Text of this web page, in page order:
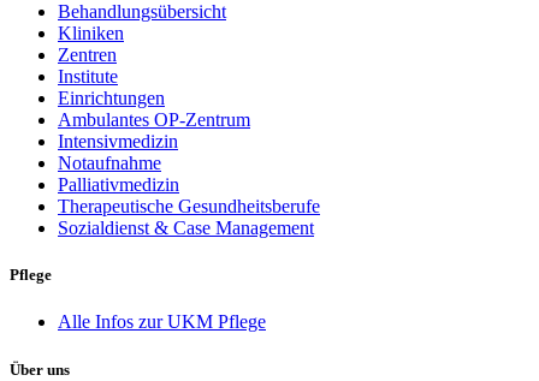
Behandlungsübersicht
Kliniken
Zentren
Institute
Einrichtungen
Ambulantes OP-Zentrum
Intensivmedizin
Notaufnahme
Palliativmedizin
Therapeutische Gesundheitsberufe
Sozialdienst & Case Management
Pflege
Alle Infos zur UKM Pflege
Über uns